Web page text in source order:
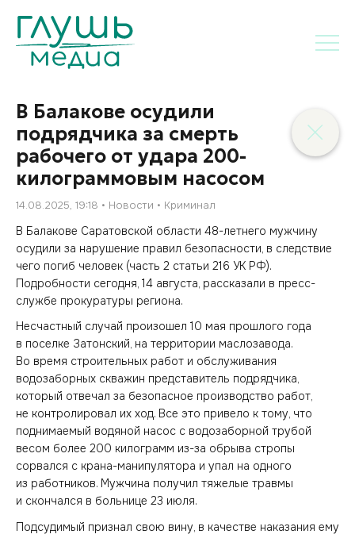
В Балакове осудили
подрядчика за смерть
рабочего от удара 200-
килограммовым насосом
14.08.2025, 19:18 Новости Криминал
В Балакове Саратовской области 48-летнего мужчину
осудили за нарушение правил безопасности, в следствие
чего погиб человек (часть 2 статьи 216 УК РФ).
Подробности сегодня, 14 августа, рассказали в пресс-
службе прокуратуры региона.
Несчастный случай произошел 10 мая прошлого года
в поселке Затонский, на территории маслозавода.
Во время строительных работ и обслуживания
водозаборных скважин представитель подрядчика,
который отвечал за безопасное производство работ,
не контролировал их ход. Все это привело к тому, что
поднимаемый водяной насос с водозаборной трубой
весом более 200 килограмм из-за обрыва стропы
сорвался с крана-манипулятора и упал на одного
из работников. Мужчина получил тяжелые травмы
и скончался в больнице 23 июля.
Подсудимый признал свою вину, в качестве наказания ему